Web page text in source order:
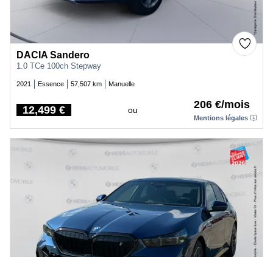
DACIA Sandero
1.0 TCe 100ch Stepway
2021 Essence 57,507 km Manuelle
Price
12,499 € ou 206 €/mois
Mentions légales